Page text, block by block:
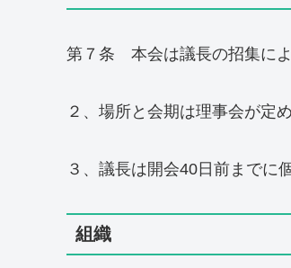
第７条 本会は議長の招集に
２、場所と会期は理事会が定め
３、議長は開会40日前までに
組織